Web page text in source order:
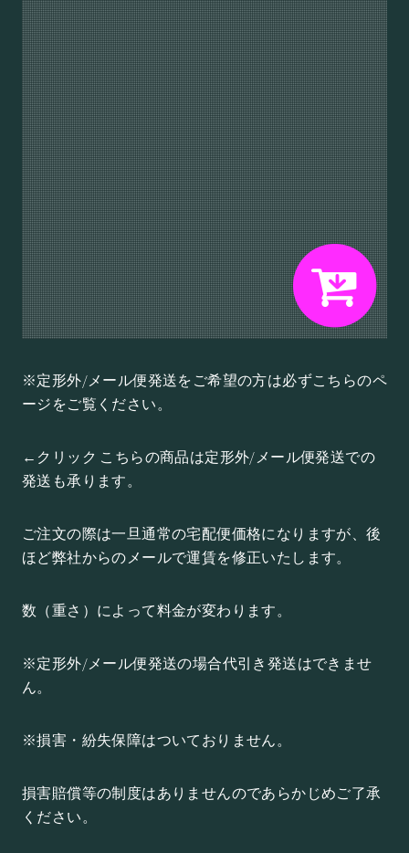
※定形外/メール便発送をご希望の方は必ずこちらのペ
ージをご覧ください。
←クリック こちらの商品は定形外/メール便発送での
発送も承ります。
ご注文の際は一旦通常の宅配便価格になりますが、後
ほど弊社からのメールで運賃を修正いたします。
数（重さ）によって料金が変わります。
※定形外/メール便発送の場合代引き発送はできませ
ん。
※損害・紛失保障はついておりません。
損害賠償等の制度はありませんのであらかじめご了承
ください。